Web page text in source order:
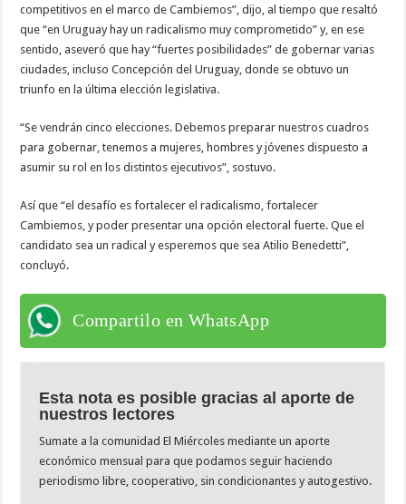
competitivos en el marco de Cambiemos”, dijo, al tiempo que resaltó
que “en Uruguay hay un radicalismo muy comprometido” y, en ese
sentido, aseveró que hay “fuertes posibilidades” de gobernar varias
ciudades, incluso Concepción del Uruguay, donde se obtuvo un
triunfo en la última elección legislativa.
“Se vendrán cinco elecciones. Debemos preparar nuestros cuadros
para gobernar, tenemos a mujeres, hombres y jóvenes dispuesto a
asumir su rol en los distintos ejecutivos”, sostuvo.
Así que “el desafío es fortalecer el radicalismo, fortalecer
Cambiemos, y poder presentar una opción electoral fuerte. Que el
candidato sea un radical y esperemos que sea Atilio Benedetti”,
concluyó.
Compartilo en WhatsApp
Esta nota es posible gracias al aporte de
nuestros lectores
Sumate a la comunidad El Miércoles mediante un aporte
económico mensual para que podamos seguir haciendo
periodismo libre, cooperativo, sin condicionantes y autogestivo.